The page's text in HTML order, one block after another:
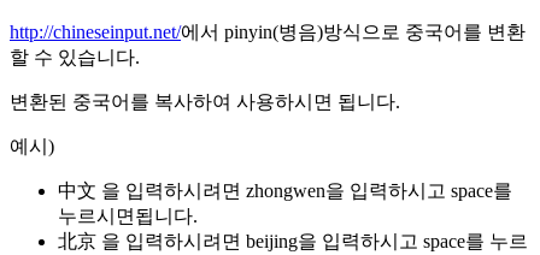
http://chineseinput.net/에서 pinyin(병음)방식으로 중국어를 변환
할 수 있습니다.
변환된 중국어를 복사하여 사용하시면 됩니다.
예시)
中文 을 입력하시려면 zhongwen을 입력하시고 space를
누르시면됩니다.
北京 을 입력하시려면 beijing을 입력하시고 space를 누르